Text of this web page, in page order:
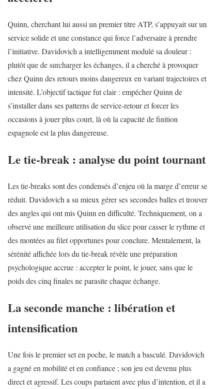
Quinn, cherchant lui aussi un premier titre ATP, s’appuyait sur un
service solide et une constance qui force l’adversaire à prendre
l’initiative. Davidovich a intelligemment modulé sa douleur :
plutôt que de surcharger les échanges, il a cherché à provoquer
chez Quinn des retours moins dangereux en variant trajectoires et
intensité. L’objectif tactique fut clair : empêcher Quinn de
s’installer dans ses patterns de service-retour et forcer les
occasions à jouer plus court, là où la capacité de finition
espagnole est la plus dangereuse.
Le tie-break : analyse du point tournant
Les tie-breaks sont des condensés d’enjeu où la marge d’erreur se
réduit. Davidovich a su mieux gérer ses secondes balles et trouver
des angles qui ont mis Quinn en difficulté. Techniquement, on a
observé une meilleure utilisation du slice pour casser le rythme et
des montées au filet opportunes pour conclure. Mentalement, la
sérénité affichée lors du tie-break révèle une préparation
psychologique accrue : accepter le point, le jouer, sans que le
poids des cinq finales ne parasite chaque échange.
La seconde manche : libération et
intensification
Une fois le premier set en poche, le match a basculé. Davidovich
a gagné en mobilité et en confiance ; son jeu est devenu plus
direct et agressif. Les coups partaient avec plus d’intention, et il a